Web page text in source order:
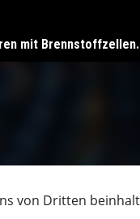
mit Brennstoffzellen.